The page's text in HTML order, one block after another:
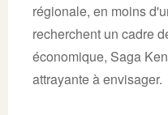
régionale, en moins
recherchent un cadre
économique, Saga
attrayante à envisager.